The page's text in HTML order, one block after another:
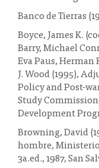
Banco de Tierras
Boyce, James K.
Barry, Michael
Eva Paus, Herman
J. Wood (1995),
Policy and Post-
Study
Development
Browning, David
hombre,
3a.ed., 1987, San